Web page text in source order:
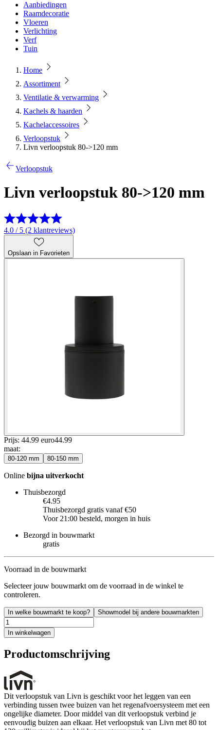
Aanbiedingen
Raamdecoratie
Vloeren
Verlichting
Verf
Tuin
Home
Assortiment
Ventilatie & verwarming
Kachels & haarden
Kachelaccessoires
Verloopstuk
Livn verloopstuk 80->120 mm
Verloopstuk
Livn verloopstuk 80->120 mm
4.0 / 5 (2 klantreviews)
Opslaan in Favorieten
Prijs: 44.99 euro44.99
maat:
80-120 mm 80-150 mm
Online bijna uitverkocht
Thuisbezorgd
€4.95
Thuisbezorgd gratis vanaf €50
Voor 21:00 besteld, morgen in huis
Bezorgd in bouwmarkt
gratis
Voorraad in de bouwmarkt
Selecteer jouw bouwmarkt om de voorraad in de winkel te
controleren.
In welke bouwmarkt te koop? Showmodel bij andere bouwmarkten
In winkelwagen
Productomschrijving
Dit verloopstuk van Livn is geschikt voor het leggen van een
verbinding tussen twee buizen van het regenafvoersysteem met een
ongelijke diameter. Door middel van dit verloopstuk verbind je
eenvoudig buizen aan elkaar. Het verloopstuk van Livn met 80 tot